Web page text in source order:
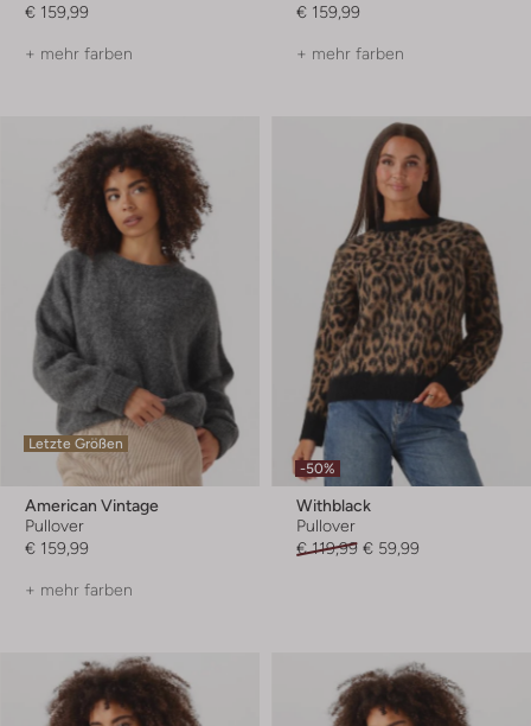
€ 159,99
+ mehr farben
€ 159,99
+ mehr farben
Letzte Größen
American Vintage
Pullover
€ 159,99
+ mehr farben
-50%
Withblack
Pullover
€ 119,99 € 59,99